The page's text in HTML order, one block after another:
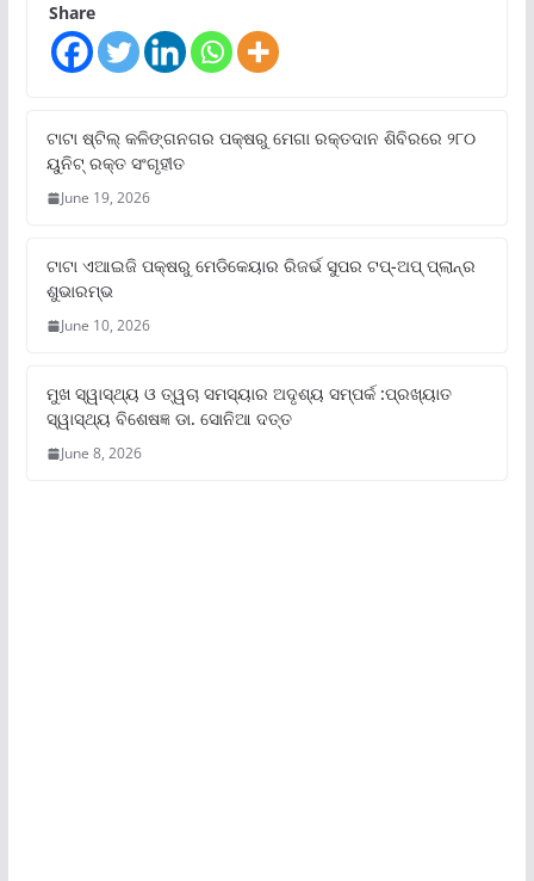
Share
ଟାଟା ଷ୍ଟିଲ୍‌ କଳିଙ୍ଗନଗର ପକ୍ଷରୁ ମେଗା ରକ୍ତଦାନ ଶିବିରରେ ୨୮୦
ୟୁନିଟ୍‌ ରକ୍ତ ସଂଗୃହୀତ
June 19, 2026
ଟାଟା ଏଆଇଜି ପକ୍ଷରୁ ମେଡିକେୟାର ରିଜର୍ଭ ସୁପର ଟପ୍‌-ଅପ୍ ପ୍ଲାନ୍‌ର
ଶୁଭାରମ୍ଭ
June 10, 2026
ମୁଖ ସ୍ୱାସ୍ଥ୍ୟ ଓ ତ୍ୱଚା ସମସ୍ୟାର ଅଦୃଶ୍ୟ ସମ୍ପର୍କ :ପ୍ରଖ୍ୟାତ
ସ୍ୱାସ୍ଥ୍ୟ ବିଶେଷଜ୍ଞ ଡା. ସୋନିଆ ଦତ୍ତ
June 8, 2026